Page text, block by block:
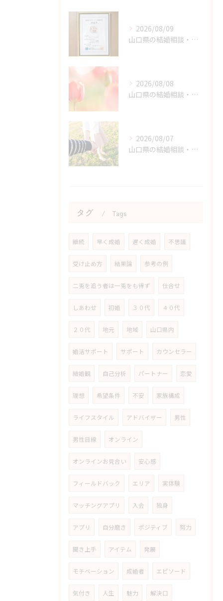
2026/08/09
山口県の結婚相談・丸適マークCMSでわかる結婚相談所の安全性
2026/08/08
山口県の結婚相談・原因と結果から学ぶ婚活体験の価値
2026/08/07
山口県の結婚相談・婚活を始める勇気を持つためのヒント
タグ Tags
継続 早く成婚 遅く成婚 不思議
受け止め方 結果論 参考の例
二兎を追う者は一兎をも得ず 仕合せ
しあわせ 初婚 ３０代 ４０代
２０代 地元 地域 山口県内
婚活サポート サポート カウンセラー
結婚観 自己分析 パートナー 恋愛
理想 希望条件 不安 家族構成
ライフスタイル アドバイザー 男性
男性目線 オンライン
オンラインお見合い 安心感
フィールドバック エリア 実体験
マッチングアプリ 入会 独身
アプリ 自分磨き ポジティブ 努力
聞き上手 アイテム 発展
モチベーション 成婚者 エピソード
気付き 人生 魅力 解決口